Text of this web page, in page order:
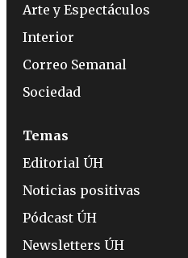
Arte y Espectáculos
Interior
Correo Semanal
Sociedad
Temas
Editorial ÚH
Noticias positivas
Pódcast ÚH
Newsletters ÚH